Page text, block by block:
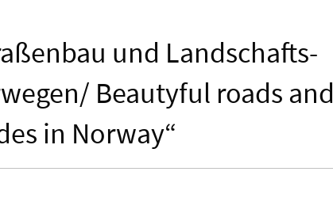
und Landschafts-
Beautyful roads and
in Norway“